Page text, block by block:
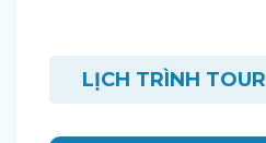
LỊCH TRÌNH TOUR